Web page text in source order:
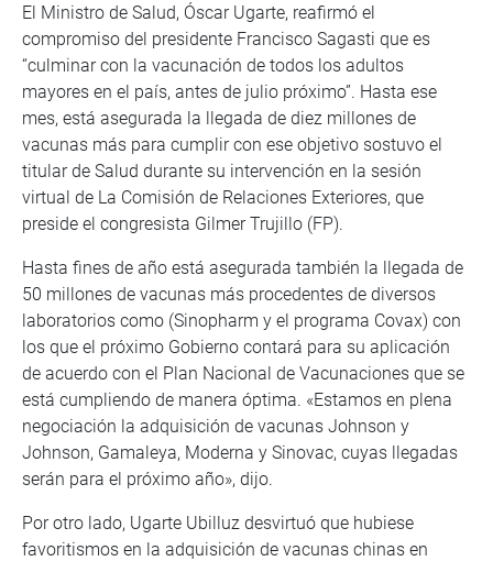
El Ministro de Salud, Óscar Ugarte, reafirmó el
compromiso del presidente Francisco Sagasti que es
“culminar con la vacunación de todos los adultos
mayores en el país, antes de julio próximo”. Hasta ese
mes, está asegurada la llegada de diez millones de
vacunas más para cumplir con ese objetivo sostuvo el
titular de Salud durante su intervención en la sesión
virtual de La Comisión de Relaciones Exteriores, que
preside el congresista Gilmer Trujillo (FP).
Hasta fines de año está asegurada también la llegada de
50 millones de vacunas más procedentes de diversos
laboratorios como (Sinopharm y el programa Covax) con
los que el próximo Gobierno contará para su aplicación
de acuerdo con el Plan Nacional de Vacunaciones que se
está cumpliendo de manera óptima. «Estamos en plena
negociación la adquisición de vacunas Johnson y
Johnson, Gamaleya, Moderna y Sinovac, cuyas llegadas
serán para el próximo año», dijo.
Por otro lado, Ugarte Ubilluz desvirtuó que hubiese
favoritismos en la adquisición de vacunas chinas en